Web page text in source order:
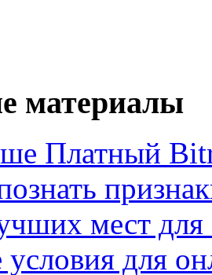
материалы
Платный
мест для
для